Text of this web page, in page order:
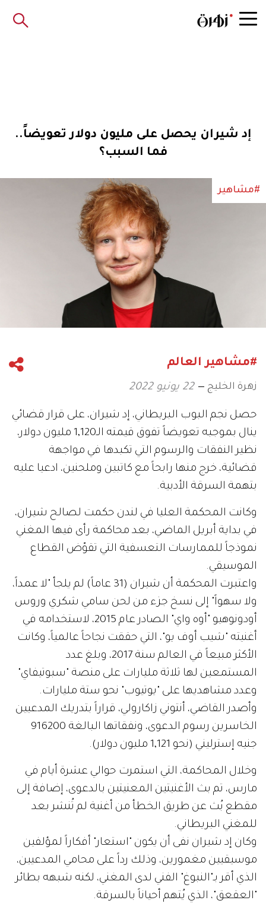
إد شيران يحصل على مليون دولار تعويضاً..
فما السبب؟
#مشاهير
#مشاهير العالم
زهرة الخليج 22 يونيو 2022
حصل نجم البوب البريطاني، إد شيران، على قرار قضائي
ينال بموجبه تعويضاً تفوق قيمته الـ1,120 مليون دولار،
نظير النفقات والرسوم التي تكبدها في مواجهة
قضائية، خرج منها رابحاً مع كاتبين وملحنين، ادعيا عليه
بتهمة السرقة الأدبية.
وكانت المحكمة العليا في لندن حكمت لصالح شيران،
في بداية أبريل الماضي، بعد محاكمة رأى فيها المغني
نموذجاً للممارسات التعسفية التي تقوّض القطاع
الموسيقي.
واعتبرت المحكمة أن شيران (31 عاماً) لم يلجأ "لا عمداً،
ولا سهواً" إلى نسخ جزء من لحن سامي شكري وروس
أودونوهيو "أوه واي" الصادر عام 2015، لاستخدامه في
أغنيته "شيب أوف يو"، التي حققت نجاحاً عالمياً، وكانت
الأكثر مبيعاً في العالم سنة 2017، وبلغ عدد
المستمعين لها ثلاثة مليارات على منصة "سبوتيفاي"
وعدد مشاهديها على "يوتيوب" نحو ستة مليارات.
وأصدر القاضي، أنتوني زاكارولي، قراراً بتدريك المدعيين
الخاسرين رسوم الدعوى، ونفقاتها البالغة 916200
جنيه إسترليني (نحو 1,121 مليون دولار).
وخلال المحاكمة، التي استمرت حوالي عشرة أيام في
مارس، تم بث الأغنيتين المعنيتين بالدعوى، إضافة إلى
مقطع بُث عن طريق الخطأ من أغنية لم تُنشر بعد
للمغني البريطاني.
وكان إد شيران نفى أن يكون "استعار" أفكاراً لمؤلفين
موسيقيين مغمورين، وذلك رداً على محامي المدعيين،
الذي أقر بـ"النبوغ" الفني لدى المغني، لكنه شبهه بطائر
"العقعق"، الذي يُتهم أحياناً بالسرقة.